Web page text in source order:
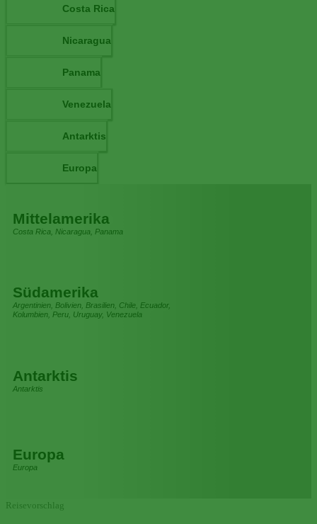
Costa Rica
Nicaragua
Panama
Venezuela
Antarktis
Europa
Mittelamerika
Costa Rica, Nicaragua, Panama
Südamerika
Argentinien, Bolivien, Brasilien, Chile, Ecuador,
Kolumbien, Peru, Uruguay, Venezuela
Antarktis
Antarktis
Europa
Europa
Reisevorschlag